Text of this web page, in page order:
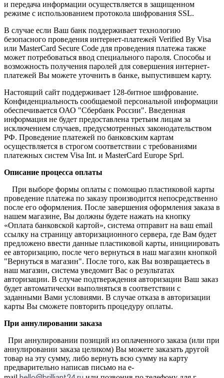
и передача информации осуществляется в защищенном
режиме с использованием протокола шифрования SSL.
В случае если Ваш банк поддерживает технологию
безопасного проведения интернет-платежей Verified By Visa
или MasterCard Secure Code для проведения платежа также
может потребоваться ввод специального пароля. Способы и
возможность получения паролей для совершения интернет-
платежей Вы можете уточнить в банке, выпустившем карту.
Настоящий сайт поддерживает 128-битное шифрование.
Конфиденциальность сообщаемой персональной информации
обеспечивается ОАО "Сбербанк России". Введенная
информация не будет предоставлена третьим лицам за
исключением случаев, предусмотренных законодательством
РФ. Проведение платежей по банковским картам
осуществляется в строгом соответствии с требованиями
платежных систем Visa Int. и MasterCard Europe Sprl.
Описание процессa оплаты
При выборе формы оплаты с помощью пластиковой карты
проведение платежа по заказу производится непосредственно
после его оформления. После завершения оформления заказа в
нашем магазине, Вы должны будете нажать на кнопку
«Оплата банковской картой», система отправит на ваш email
ссылку на страницу авторизационного сервера, где Вам будет
предложено ввести данные пластиковой карты, инициировать
ее авторизацию, после чего вернуться в наш магазин кнопкой
"Вернуться в магазин". После того, как Вы возвращаетесь в
наш магазин, система уведомит Вас о результатах
авторизации. В случае подтверждения авторизации Ваш заказ
будет автоматически выполняться в соответствии с
заданными Вами условиями. В случае отказа в авторизации
карты Вы сможете повторить процедуру оплаты.
При аннулировании заказа
При аннулировании позиций из оплаченного заказа (или при
аннулировании заказа целиком) Вы можете заказать другой
товар на эту сумму, либо вернуть всю сумму на карту
предварительно написав письмо на e-